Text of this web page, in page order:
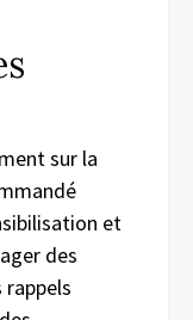
sur la
et
des
rappels